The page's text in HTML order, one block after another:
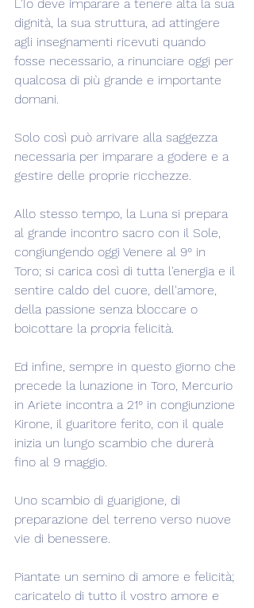
L'Io deve imparare a tenere alta la sua
dignità, la sua struttura, ad attingere
agli insegnamenti ricevuti quando
fosse necessario, a rinunciare oggi per
qualcosa di più grande e importante
domani.
Solo così può arrivare alla saggezza
necessaria per imparare a godere e a
gestire delle proprie ricchezze.
Allo stesso tempo, la Luna si prepara
al grande incontro sacro con il Sole,
congiungendo oggi Venere al 9° in
Toro; si carica così di tutta l'energia e il
sentire caldo del cuore, dell'amore,
della passione senza bloccare o
boicottare la propria felicità.
Ed infine, sempre in questo giorno che
precede la lunazione in Toro, Mercurio
in Ariete incontra a 21° in congiunzione
Kirone, il guaritore ferito, con il quale
inizia un lungo scambio che durerà
fino al 9 maggio.
Uno scambio di guarigione, di
preparazione del terreno verso nuove
vie di benessere.
Piantate un semino di amore e felicità;
caricatelo di tutto il vostro amore e